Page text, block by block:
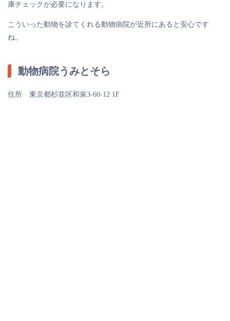
康チェックが必要になります。
こういった動物を診てくれる動物病院が近所にあると安心です
ね。
動物病院うみとそら
住所 東京都杉並区和泉3-60-12 1F